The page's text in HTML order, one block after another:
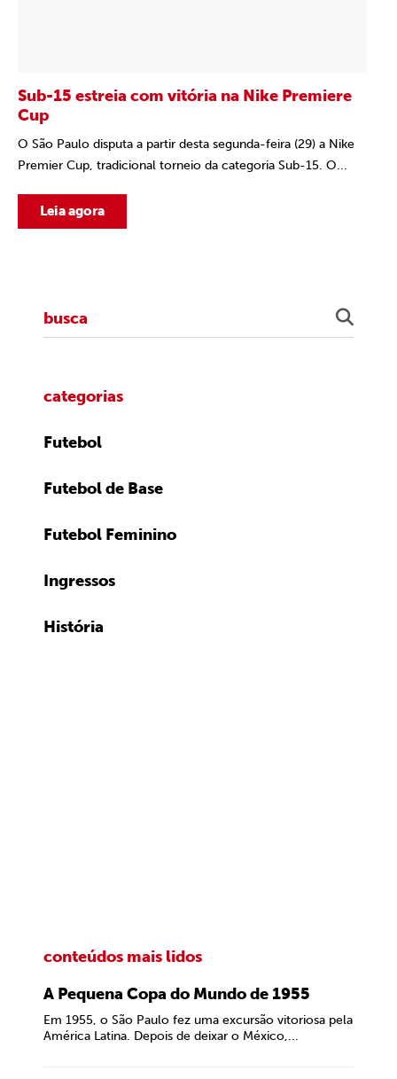
Sub-15 estreia com vitória na Nike Premiere
Cup
O São Paulo disputa a partir desta segunda-feira (29) a Nike
Premier Cup, tradicional torneio da categoria Sub-15. O...
Leia agora
categorias
Futebol
Futebol de Base
Futebol Feminino
Ingressos
História
conteúdos mais lidos
A Pequena Copa do Mundo de 1955
Em 1955, o São Paulo fez uma excursão vitoriosa pela
América Latina. Depois de deixar o México,...